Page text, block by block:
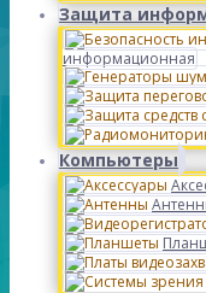
Защита
информационная
Компьютеры